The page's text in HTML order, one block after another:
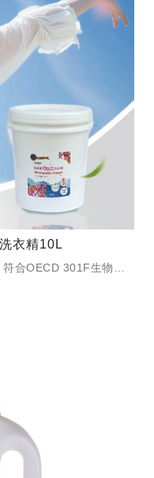
衣精10L